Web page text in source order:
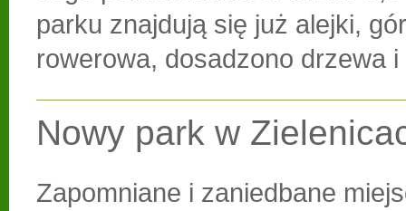
parku znajdują się już alejki,
rowerowa, dosadzono drzewa
Nowy park w
Zapomniane i zaniedbane